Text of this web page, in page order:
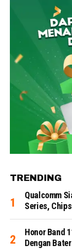
TRENDING
Qualcomm
Series,
Honor Band
Dengan